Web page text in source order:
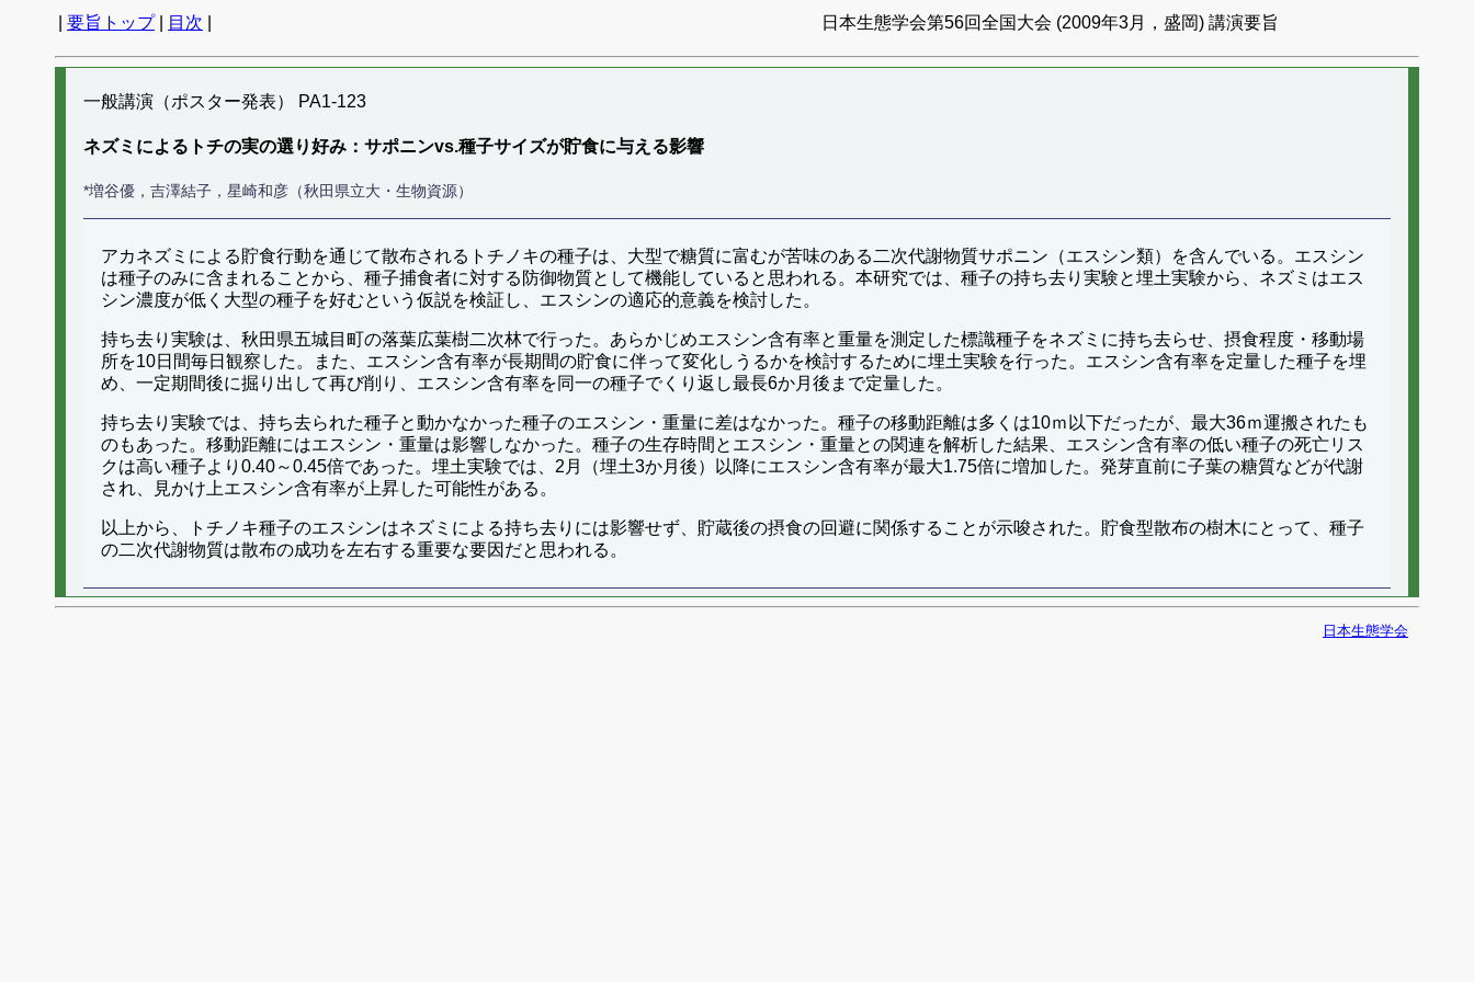
要旨トップ| 目次 日本生態学会第56回全国大会 (2009年3月，盛岡) 講演要旨
一般講演（ポスター発表） PA1-123
ネズミによるトチの実の選り好み：サポニンvs.種子サイズが貯食に与える影響
*増谷優，吉澤結子，星崎和彦（秋田県立大・生物資源）
アカネズミによる貯食行動を通じて散布されるトチノキの種子は、大型で糖質に富むが苦味のある二次代謝物質サポニン（エスシン類）を含んでいる。エスシン
は種子のみに含まれることから、種子捕食者に対する防御物質として機能していると思われる。本研究では、種子の持ち去り実験と埋土実験から、ネズミはエス
シン濃度が低く大型の種子を好むという仮説を検証し、エスシンの適応的意義を検討した。
持ち去り実験は、秋田県五城目町の落葉広葉樹二次林で行った。あらかじめエスシン含有率と重量を測定した標識種子をネズミに持ち去らせ、摂食程度・移動場
所を10日間毎日観察した。また、エスシン含有率が長期間の貯食に伴って変化しうるかを検討するために埋土実験を行った。エスシン含有率を定量した種子を埋
め、一定期間後に掘り出して再び削り、エスシン含有率を同一の種子でくり返し最長6か月後まで定量した。
持ち去り実験では、持ち去られた種子と動かなかった種子のエスシン・重量に差はなかった。種子の移動距離は多くは10ｍ以下だったが、最大36ｍ運搬されたも
のもあった。移動距離にはエスシン・重量は影響しなかった。種子の生存時間とエスシン・重量との関連を解析した結果、エスシン含有率の低い種子の死亡リス
クは高い種子より0.40～0.45倍であった。埋土実験では、2月（埋土3か月後）以降にエスシン含有率が最大1.75倍に増加した。発芽直前に子葉の糖質などが代謝
され、見かけ上エスシン含有率が上昇した可能性がある。
以上から、トチノキ種子のエスシンはネズミによる持ち去りには影響せず、貯蔵後の摂食の回避に関係することが示唆された。貯食型散布の樹木にとって、種子
の二次代謝物質は散布の成功を左右する重要な要因だと思われる。
日本生態学会